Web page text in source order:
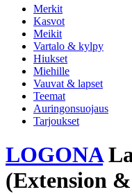
Merkit
Kasvot
Meikit
Vartalo & kylpy
Hiukset
Miehille
Vauvat & lapset
Teemat
Auringonsuojaus
Tarjoukset
LOGONA
(Extension